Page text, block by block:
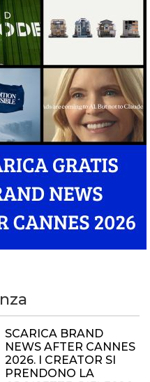
SCARICA BRAND
NEWS AFTER CANNES
2026. I CREATOR SI
PRENDONO LA